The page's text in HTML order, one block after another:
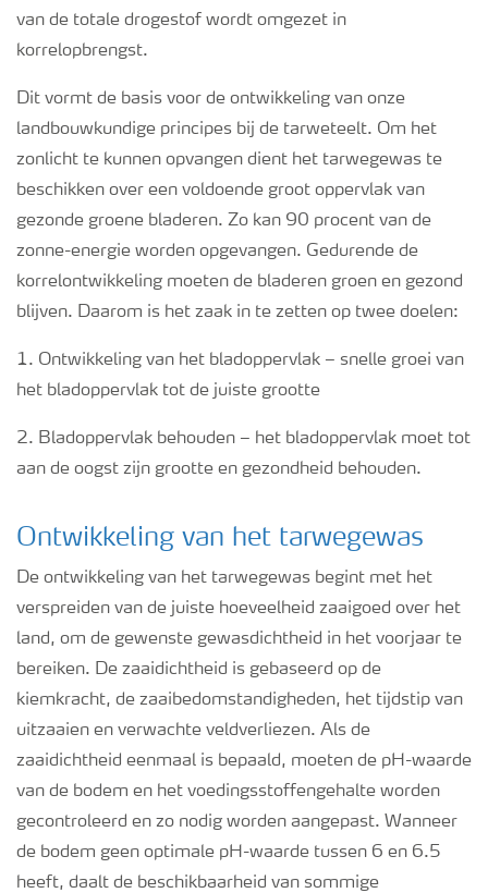
van de totale drogestof wordt omgezet in
korrelopbrengst.
Dit vormt de basis voor de ontwikkeling van onze
landbouwkundige principes bij de tarweteelt. Om het
zonlicht te kunnen opvangen dient het tarwegewas te
beschikken over een voldoende groot oppervlak van
gezonde groene bladeren. Zo kan 90 procent van de
zonne-energie worden opgevangen. Gedurende de
korrelontwikkeling moeten de bladeren groen en gezond
blijven. Daarom is het zaak in te zetten op twee doelen:
1. Ontwikkeling van het bladoppervlak – snelle groei van
het bladoppervlak tot de juiste grootte
2. Bladoppervlak behouden – het bladoppervlak moet tot
aan de oogst zijn grootte en gezondheid behouden.
Ontwikkeling van het tarwegewas
De ontwikkeling van het tarwegewas begint met het
verspreiden van de juiste hoeveelheid zaaigoed over het
land, om de gewenste gewasdichtheid in het voorjaar te
bereiken. De zaaidichtheid is gebaseerd op de
kiemkracht, de zaaibedomstandigheden, het tijdstip van
uitzaaien en verwachte veldverliezen. Als de
zaaidichtheid eenmaal is bepaald, moeten de pH-waarde
van de bodem en het voedingsstoffengehalte worden
gecontroleerd en zo nodig worden aangepast. Wanneer
de bodem geen optimale pH-waarde tussen 6 en 6.5
heeft, daalt de beschikbaarheid van sommige